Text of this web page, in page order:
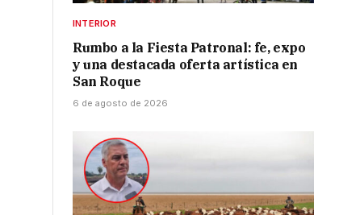
INTERIOR
Rumbo a la Fiesta Patronal: fe, expo
y una destacada oferta artística en
San Roque
6 de agosto de 2026